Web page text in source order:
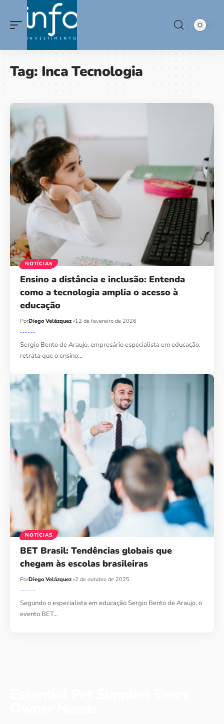
Tag:Inca Tecnologia
NOTÍCIAS
Ensino a distância e inclusão: Entenda
como a tecnologia amplia o acesso à
educação
PorDiego Velázquez 12 de fevereiro de 2026
Sergio Bento de Araujo, empresário especialista em educação,
retrata que o ensino…
NOTÍCIAS
BET Brasil: Tendências globais que
chegam às escolas brasileiras
PorDiego Velázquez 2 de outubro de 2025
Segundo o especialista em educação Sergio Bento de Araujo, o
evento BET…